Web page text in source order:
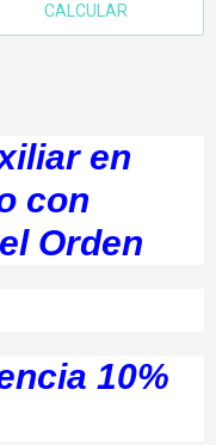
CALCULAR
en
con
Orden
10%